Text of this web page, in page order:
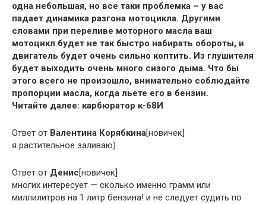
одна небольшая, но все таки проблемка – у вас
падает динамика разгона мотоцикла. Другими
словами при переливе моторного масла ваш
мотоцикл будет не так быстро набирать обороты, и
двигатель будет очень сильно коптить. Из глушителя
будет выходить очень много сизого дыма. Что бы
этого всего не произошло, внимательно соблюдайте
пропорции масла, когда льете его в бензин.
Читайте далее: карбюратор к-68И
Ответ от Валентина Корябкина[новичек]
я растительное заливаю)
Ответ от Денис[новичек]
многих интересует — сколько именно грамм или
миллилитров на 1 литр бензина! и не следует судить по